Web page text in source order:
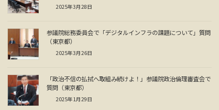
2025年3月28日
参議院総務委員会で「デジタルインフラの課題について」質問
（東京都）
2025年3月26日
「政治不信の払拭へ取組み続けよ！」参議院政治倫理審査会で
質問（東京都）
2025年1月29日